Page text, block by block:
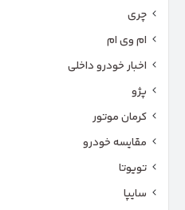
چری
ام وی ام
اخبار خودرو داخلی
پژو
کرمان موتور
مقایسه خودرو
تویوتا
سایپا